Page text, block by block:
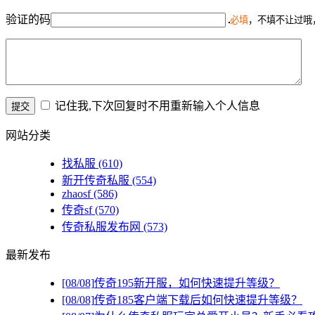
验证的码 必填，不填不让过
记住我,下次回复时不用重新输入个人信息
网站分类
找私服 (610)
新开传奇私服 (554)
zhaosf(586)
传奇sf(570)
传奇私服发布网 (573)
最新发布
[08/08]传奇195新开服，如何快速提升等级？
[08/08]传奇185客户端下载后如何快速提升等级？